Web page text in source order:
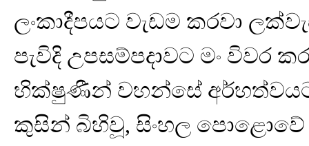
ලංකාදීපයට වැඩම කරවා
පැවිදි උපසම්පදාවට මං විවර
භික්ෂුණීන් වහන්සේ
කුසින් බිහිවූ, සිංහල පොළොවේ